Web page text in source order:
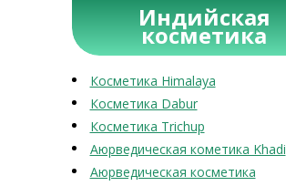
Индийская
косметика
Косметика Himalaya
Косметика Dabur
Косметика Trichup
Аюрведическая кометика Khadi
Аюрведическая косметика